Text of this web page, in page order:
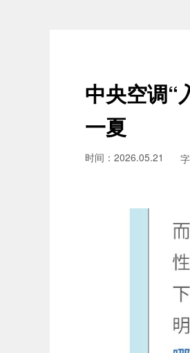
中央空调“
一夏
时间：2026.05.21